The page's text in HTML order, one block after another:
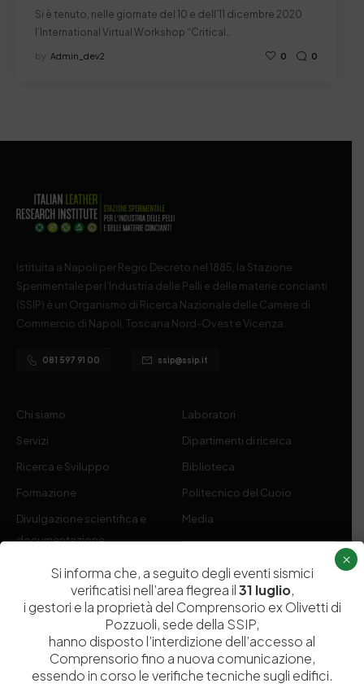
Si è tenuto, nelle giornate del 10 e dell’11 dicembre 2020
l’International Virtual Workshop “Critical…
by Admin_dev2 0 0
Istituita a Napoli per Regio Decreto nel 1885, la Stazione
Sperimentale per l’Industria delle Pelli e delle materie concianti
(SSIP) è un Organismo di Ricerca Nazionale delle Camere di
Commercio di Napoli, Toscana Nord-Ovest e Vicenza.
081 597 91 00 ssip@ssip.it
Chi siamo
Servizi
Ricerca e Sviluppo
Formazione
Divulgazione scientifica e
documentazione
Contribuenti
Laboratori
Dipartimenti di ricerca
Biblioteca
Politecnico del Cuoio
Media
Amministrazione Trasparente
Codice fiscale e Partita Iva07936981211
Si informa che, a seguito degli eventi sismici
verificatisi nell’area flegrea il31 luglio,
i gestori e la proprietà del Comprensorio ex Olivetti di
Pozzuoli, sede della SSIP,
hanno disposto l’interdizione dell’accesso al
Comprensorio fino a nuova comunicazione,
essendo in corso le verifiche tecniche sugli edifici.
×